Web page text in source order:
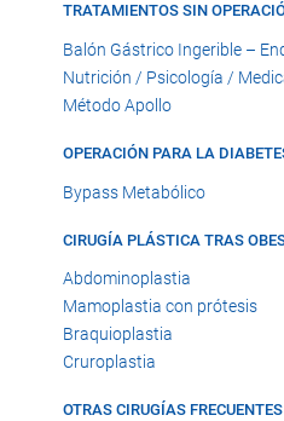
TRATAMIENTOS SIN
Balón Gástrico Ingerible –
Nutrición / Psicología /
Método Apollo
OPERACIÓN PARA LA
Bypass Metabólico
CIRUGÍA PLÁSTICA TRAS
Abdominoplastia
Mamoplastia con prótesis
Braquioplastia
Cruroplastia
OTRAS CIRUGÍAS